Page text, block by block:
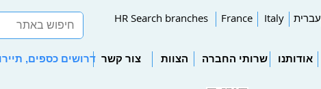
Italy
דרושים כספים, צור קשר הצוות שרותי החברה אודותנו
עברית France
HR Search branches